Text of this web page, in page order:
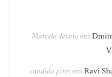
Marcelo devotoem
candida piresem Ravi